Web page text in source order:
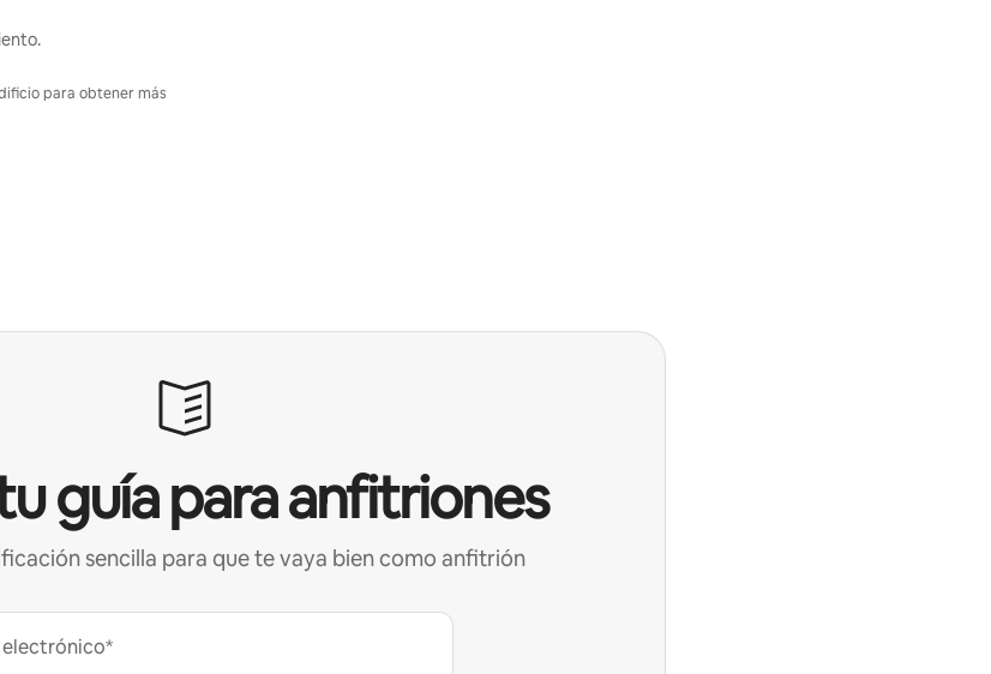
para obtener más
guía para anfitriones
sencilla para que te vaya bien como anfitrión